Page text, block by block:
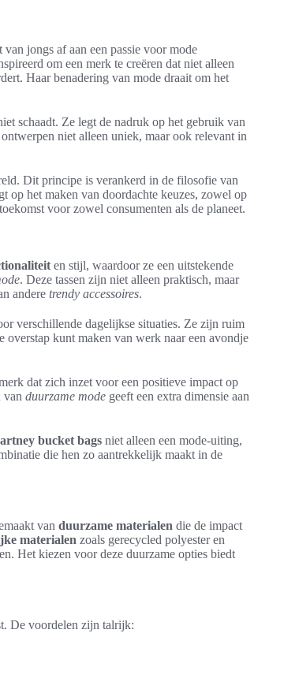
van jongs af aan een passie voor mode
om een merk te creëren dat niet alleen
Haar benadering van mode draait om het
schaadt. Ze legt de nadruk op het gebruik van
niet alleen uniek, maar ook relevant in
Dit principe is verankerd in de filosofie van
op het maken van doordachte keuzes, zowel op
voor zowel consumenten als de planeet.
en stijl, waardoor ze een uitstekende
. Deze tassen zijn niet alleen praktisch, maar
andere trendy accessoires.
verschillende dagelijkse situaties. Ze zijn ruim
overstap kunt maken van werk naar een avondje
dat zich inzet voor een positieve impact op
van duurzame mode geeft een extra dimensie aan
bucket bags niet alleen een mode-uiting,
die hen zo aantrekkelijk maakt in de
van duurzame materialen die de impact
materialen zoals gerecycled polyester en
Het kiezen voor deze duurzame opties biedt
De voordelen zijn talrijk: